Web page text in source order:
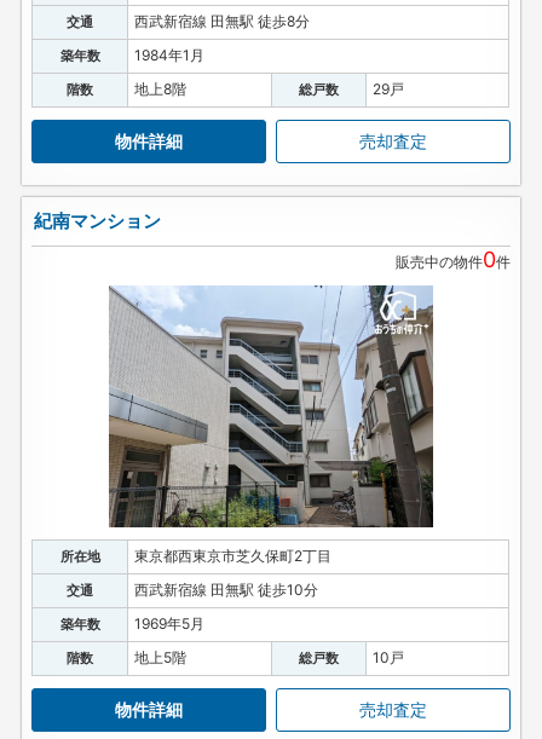
交通 西武新宿線 田無駅 徒歩8分
築年数 1984年1月
階数 地上8階 総戸数 29戸
物件詳細 売却査定
紀南マンション
販売中の物件0件
所在地 東京都西東京市芝久保町2丁目
交通 西武新宿線 田無駅 徒歩10分
築年数 1969年5月
階数 地上5階 総戸数 10戸
物件詳細 売却査定